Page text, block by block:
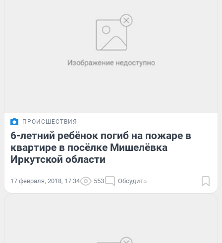
ПРОИСШЕСТВИЯ
6-летний ребёнок погиб на пожаре в
квартире в посёлке Мишелёвка
Иркутской области
17 февраля, 2018, 17:34 553 Обсудить